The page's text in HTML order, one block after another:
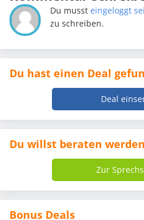
Du mussteingeloggt
zu schreiben.
Du hast einen Deal
Deal
Du willst beraten
Zur
Bonus Deals